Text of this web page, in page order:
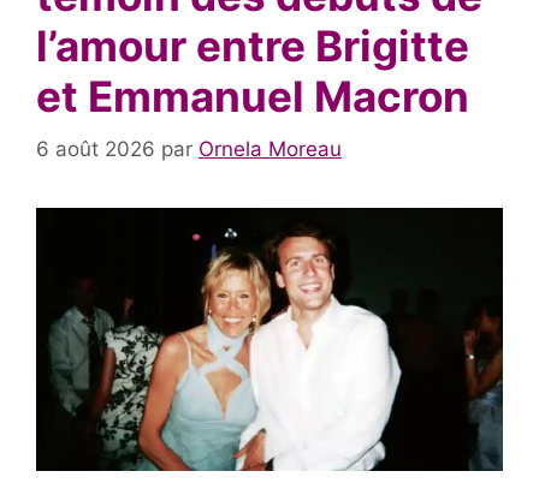
l’amour entre Brigitte
et Emmanuel Macron
6 août 2026 par Ornela Moreau